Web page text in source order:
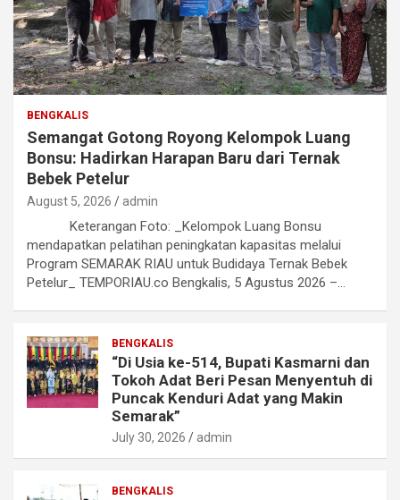
BENGKALIS
Semangat Gotong Royong Kelompok Luang
Bonsu: Hadirkan Harapan Baru dari Ternak
Bebek Petelur
August 5, 2026 admin
Keterangan Foto: _Kelompok Luang Bonsu
mendapatkan pelatihan peningkatan kapasitas melalui
Program SEMARAK RIAU untuk Budidaya Ternak Bebek
Petelur_ TEMPORIAU.co Bengkalis, 5 Agustus 2026 –…
BENGKALIS
“Di Usia ke-514, Bupati Kasmarni dan
Tokoh Adat Beri Pesan Menyentuh di
Puncak Kenduri Adat yang Makin
Semarak”
July 30, 2026 admin
BENGKALIS